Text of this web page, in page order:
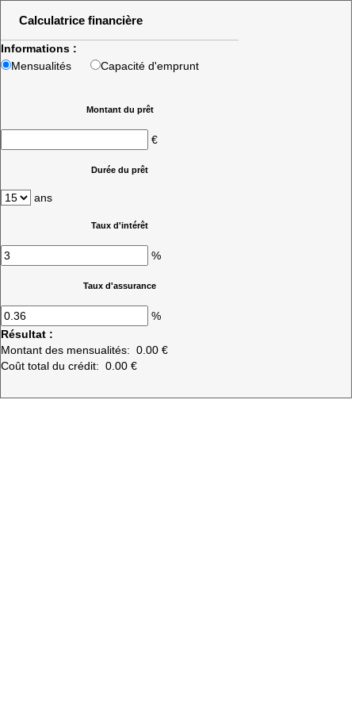
Calculatrice financière
Informations :
Mensualités
Capacité d'emprunt
Montant du prêt
€
Durée du prêt
ans
Taux d'intérêt
%
Taux d'assurance
%
Résultat :
Montant des mensualités: 0.00 €
Coût total du crédit: 0.00 €